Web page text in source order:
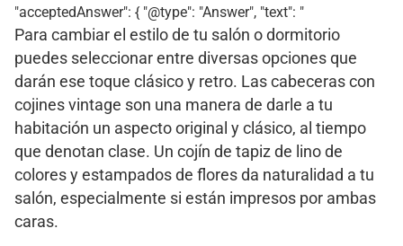
"acceptedAnswer": { "@type": "Answer", "text": "
Para cambiar el estilo de tu salón o dormitorio
puedes seleccionar entre diversas opciones que
darán ese toque clásico y retro. Las cabeceras con
cojines vintage son una manera de darle a tu
habitación un aspecto original y clásico, al tiempo
que denotan clase. Un cojín de tapiz de lino de
colores y estampados de flores da naturalidad a tu
salón, especialmente si están impresos por ambas
caras.